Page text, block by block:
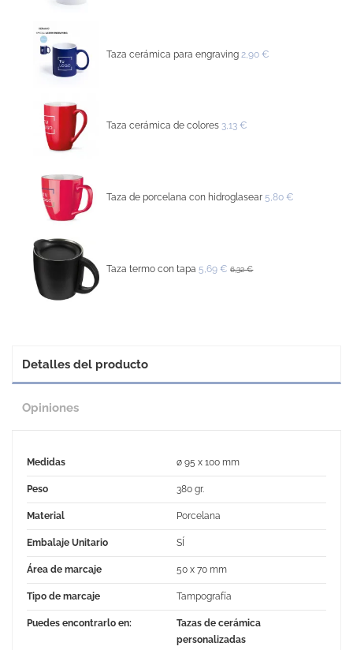
Taza cerámica para engraving 2,90 €
Taza cerámica de colores 3,13 €
Taza de porcelana con hidroglasear 5,80 €
Taza termo con tapa 5,69 € 6,32 €
Detalles del producto
Opiniones
Medidas ø 95 x 100 mm
Peso 380 gr.
Material Porcelana
Embalaje Unitario SÍ
Área de marcaje 50 x 70 mm
Tipo de marcaje Tampografía
Puedes encontrarlo en:
Tazas de cerámica
personalizadas